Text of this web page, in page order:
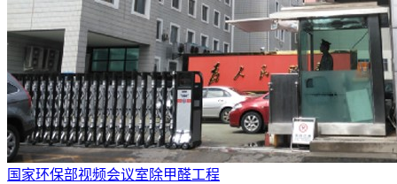
国家环保部视频会议室除甲醛工程